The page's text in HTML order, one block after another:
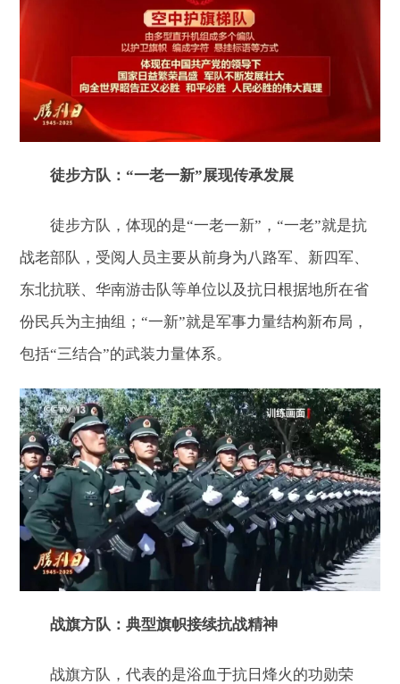
徒步方队：“一老一新”展现传承发展
徒步方队，体现的是“一老一新”，“一老”就是抗
战老部队，受阅人员主要从前身为八路军、新四军、
东北抗联、华南游击队等单位以及抗日根据地所在省
份民兵为主抽组；“一新”就是军事力量结构新布局，
包括“三结合”的武装力量体系。
战旗方队：典型旗帜接续抗战精神
战旗方队，代表的是浴血于抗日烽火的功勋荣